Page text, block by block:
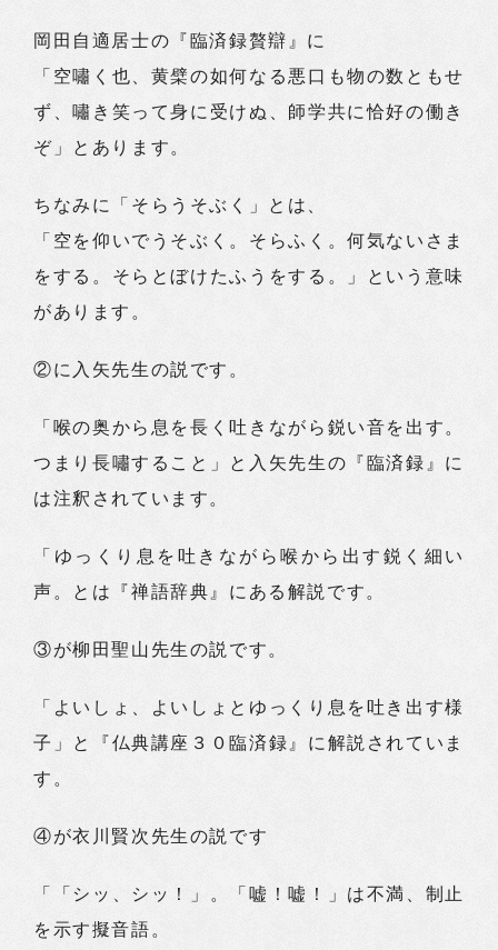
岡田自適居士の『臨済録贅辯』に
「空嘯く也、黄檗の如何なる悪口も物の数ともせ
ず、嘯き笑って身に受けぬ、師学共に恰好の働き
ぞ」とあります。
ちなみに「そらうそぶく」とは、
「空を仰いでうそぶく。そらふく。何気ないさま
をする。そらとぼけたふうをする。」という意味
があります。
②に入矢先生の説です。
「喉の奥から息を長く吐きながら鋭い音を出す。
つまり長嘯すること」と入矢先生の『臨済録』に
は注釈されています。
「ゆっくり息を吐きながら喉から出す鋭く細い
声。とは『禅語辞典』にある解説です。
③が柳田聖山先生の説です。
「よいしょ、よいしょとゆっくり息を吐き出す様
子」と『仏典講座３０臨済録』に解説されていま
す。
④が衣川賢次先生の説です
「「シッ、シッ！」。「嘘！嘘！」は不満、制止
を示す擬音語。